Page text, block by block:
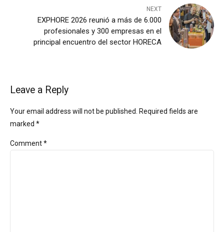
NEXT
EXPHORE 2026 reunió a más de 6.000
profesionales y 300 empresas en el
principal encuentro del sector HORECA
Leave a Reply
Your email address will not be published. Required fields are
marked *
Comment*